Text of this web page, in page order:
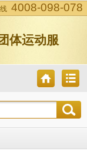
4008-098-078
体运动服